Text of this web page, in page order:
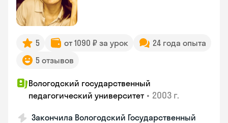
5 от 1090 ₽ за урок
24 года опыта
5 отзывов
Вологодский государственный
педагогический университет • 2003 г.
Закончила Вологодский Государственный